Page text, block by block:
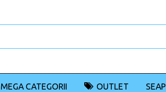
MEGA CATEGORII OUTLET SEAP